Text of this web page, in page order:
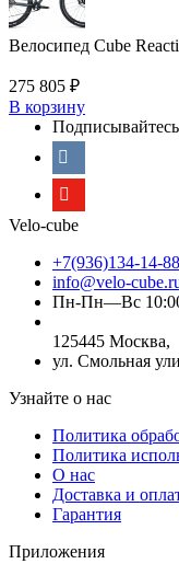
Велосипед Cube
275 805 ₽
В корзину
Velo-cube
+7(936)134-14-88
info@velo-
Пн-Пн—Вс
125445 Москва,
ул. Смольная
Узнайте о нас
Политика
Политика
О нас
Доставка и
Гарантия
Приложения